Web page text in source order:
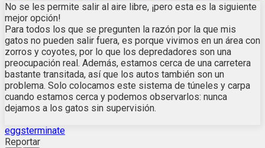
No se les permite salir al aire libre, ¡pero esta es la siguiente
mejor opción!
Para todos los que se pregunten la razón por la que mis
gatos no pueden salir fuera, es porque vivimos en un área con
zorros y coyotes, por lo que los depredadores son una
preocupación real. Además, estamos cerca de una carretera
bastante transitada, así que los autos también son un
problema. Solo colocamos este sistema de túneles y carpa
cuando estamos cerca y podemos observarlos: nunca
dejamos a los gatos sin supervisión.
eggsterminate
Reportar